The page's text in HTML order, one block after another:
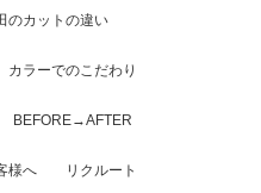
のカットの違い
カラーでのこだわり
BEFORE→AFTER
様へ リクルート